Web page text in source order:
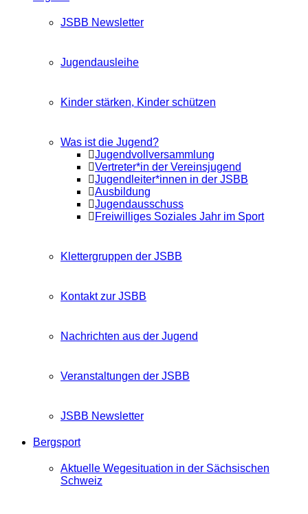
JSBB Newsletter
Jugendausleihe
Kinder stärken, Kinder schützen
Was ist die Jugend?
Jugendvollversammlung
Vertreter*in der Vereinsjugend
Jugendleiter*innen in der JSBB
Ausbildung
Jugendausschuss
Freiwilliges Soziales Jahr im Sport
Klettergruppen der JSBB
Kontakt zur JSBB
Nachrichten aus der Jugend
Veranstaltungen der JSBB
JSBB Newsletter
Bergsport
Aktuelle Wegesituation in der Sächsischen
Schweiz